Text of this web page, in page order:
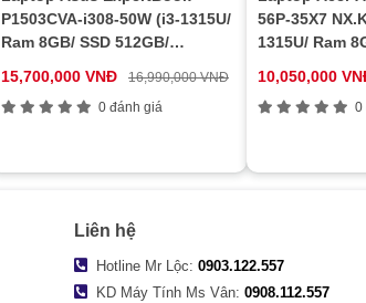
P1503CVA-i308-50W (i3-1315U/
Ram 8GB/ SSD 512GB/
15,700,000 VNĐ
16,990,000 VNĐ
0 đánh giá
56P-35X7
1315U/ Ram
10,050,000
0
Liên hệ
Hotline Mr Lộc: 0903.122.557
KD Máy Tính Ms Vân: 0908.112.557